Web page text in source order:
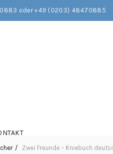
oder +49 (0203) 48470885
Zwei Freunde – Kniebuch